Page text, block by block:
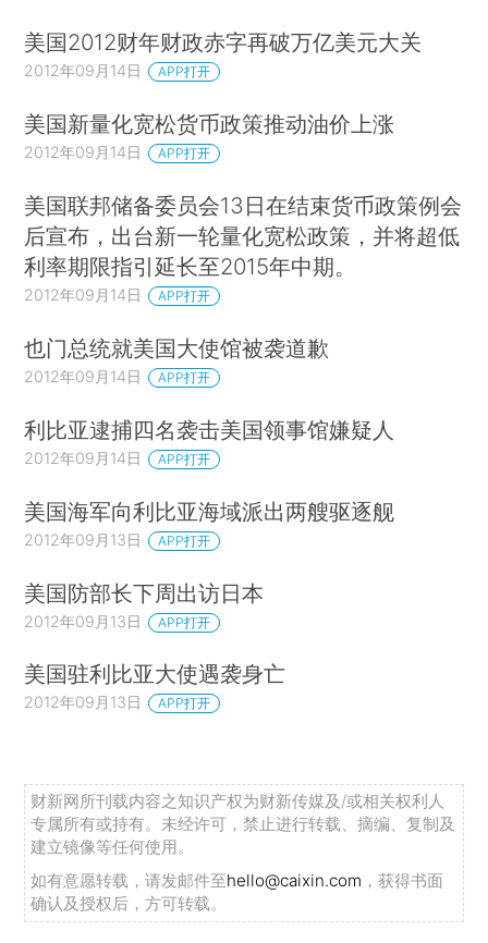
美国2012财年财政赤字再破万亿美元大关
2012年09月14日 APP打开
美国新量化宽松货币政策推动油价上涨
2012年09月14日 APP打开
美国联邦储备委员会13日在结束货币政策例会
后宣布，出台新一轮量化宽松政策，并将超低
利率期限指引延长至2015年中期。
2012年09月14日 APP打开
也门总统就美国大使馆被袭道歉
2012年09月14日 APP打开
利比亚逮捕四名袭击美国领事馆嫌疑人
2012年09月14日 APP打开
美国海军向利比亚海域派出两艘驱逐舰
2012年09月13日 APP打开
美国防部长下周出访日本
2012年09月13日 APP打开
美国驻利比亚大使遇袭身亡
2012年09月13日 APP打开
财新网所刊载内容之知识产权为财新传媒及/或相关权利人
专属所有或持有。未经许可，禁止进行转载、摘编、复制及
建立镜像等任何使用。
如有意愿转载，请发邮件至hello@caixin.com ，获得书面
确认及授权后，方可转载。